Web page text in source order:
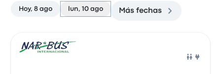
Hoy, 8 ago lun, 10 ago Más fechas